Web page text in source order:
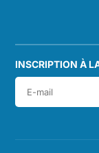
INSCRIPTION À